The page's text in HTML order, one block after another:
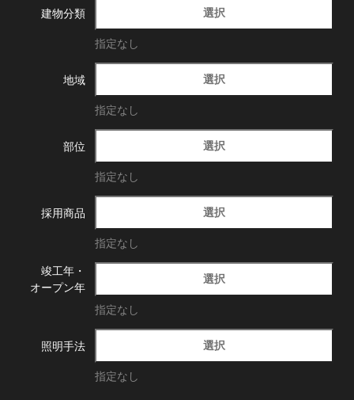
建物分類 選択
指定なし
地域 選択
指定なし
部位 選択
指定なし
採用商品 選択
指定なし
竣工年・
オープン年
選択
指定なし
照明手法 選択
指定なし